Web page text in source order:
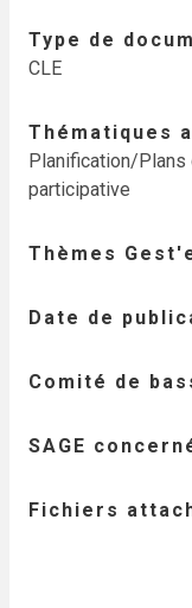
Type de
CLE
Thématiques
Planification/
participative
Thèmes
Date de
Comité de
SAGE
Fichiers